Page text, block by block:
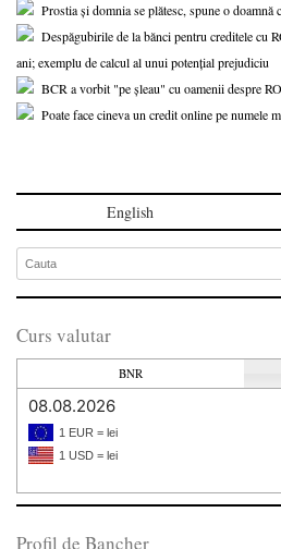
Prostia și domnia se plătesc, spune o
Despăgubirile de la bănci pentru creditele cu
ani; exemplu de calcul al unui potențial prejudiciu
BCR a vorbit "pe șleau" cu oamenii despre
Poate face cineva un credit online pe numele
English
Curs valutar
BNR
08.08.2026
1 EUR = lei
1 USD = lei
Profil de Bancher